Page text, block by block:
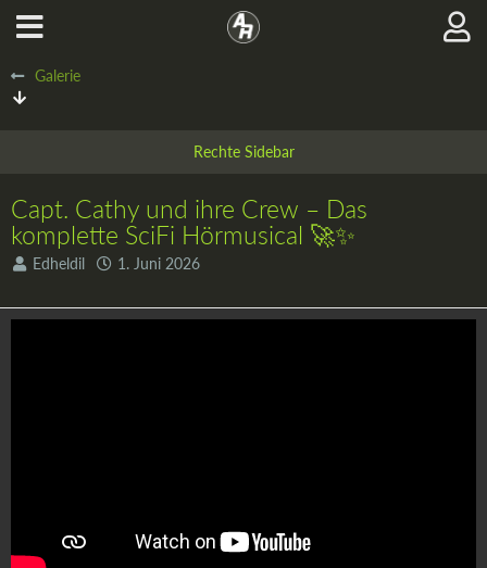
Galerie
Capt. Cathy und ihre Crew – Das
komplette SciFi Hörmusical 🚀✨
Edheldil 1. Juni 2026